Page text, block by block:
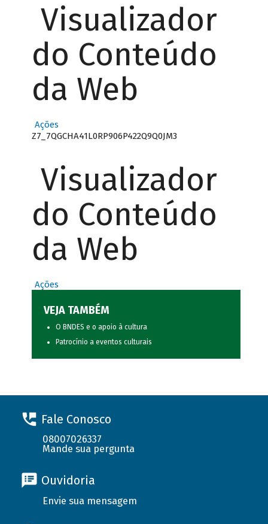
Visualizador
do Conteúdo
da Web
Ações
Z7_7QGCHA41L0RP906P422Q9Q0JM3
Visualizador
do Conteúdo
da Web
Ações
VEJA TAMBÉM
O BNDES e o apoio à cultura
Patrocínio a eventos culturais
Fale Conosco
08007026337
Mande sua pergunta
Ouvidoria
Envie sua mensagem